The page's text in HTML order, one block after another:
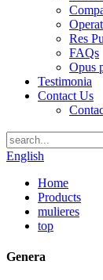
Res
FAQs
Opus
Testimonia
Contact Us
English
Home
Products
mulieres
top
Genera